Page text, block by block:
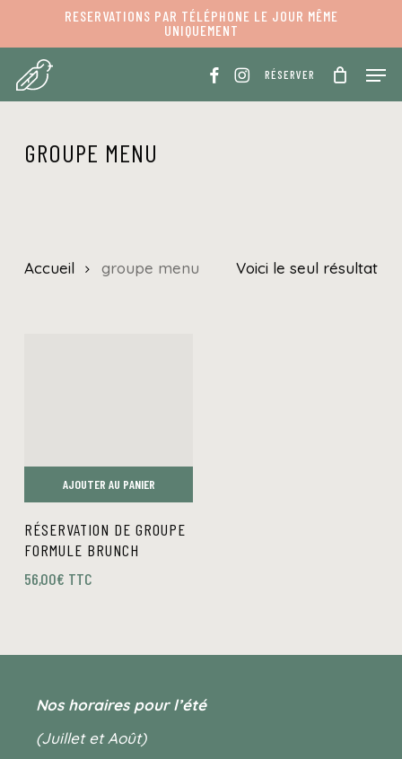
content
RESERVATIONS PAR TÉLÉPHONE LE JOUR MÊME
UNIQUEMENT
RÉSERVER
PANIER
GROUPE MENU
Voici le seul résultat
Accueil groupe menu
AJOUTER AU PANIER
RÉSERVATION DE GROUPE
FORMULE BRUNCH
56,00€ TTC
Nos horaires pour l’été
(Juillet et Août)